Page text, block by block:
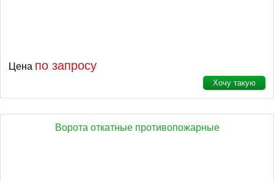
Цена по запросу
Хочу такую
Ворота откатные противопожарные